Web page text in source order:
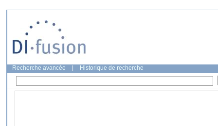
Recherche avancée Historique de recherche